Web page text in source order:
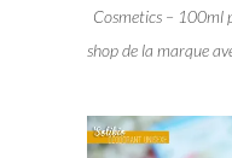
Cosmetics – 100ml
shop de la marque